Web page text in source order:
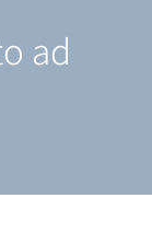
ad